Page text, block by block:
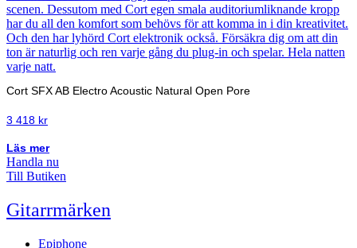
Cort SFX AB Electro Acoustic Natural Open Pore
3 418 kr
Läs mer
Handla nu
Till Butiken
Gitarrmärken
Epiphone